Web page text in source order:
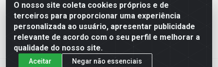
O nosso site coleta cookies próprios e de
terceiros para proporcionar uma experiência
personalizada ao usuário, apresentar publicidade
relevante de acordo com o seu perfil e melhorar a
qualidade do nosso site.
Aceitar Negar não essenciais
Kgmlan Distribuidora LTDA - CNPJ 18.217.682/0001-54 -
Rua Pedro de Barros Cavalcante, 58 - Bultrins, Olinda/PE
- CEP 53320-110